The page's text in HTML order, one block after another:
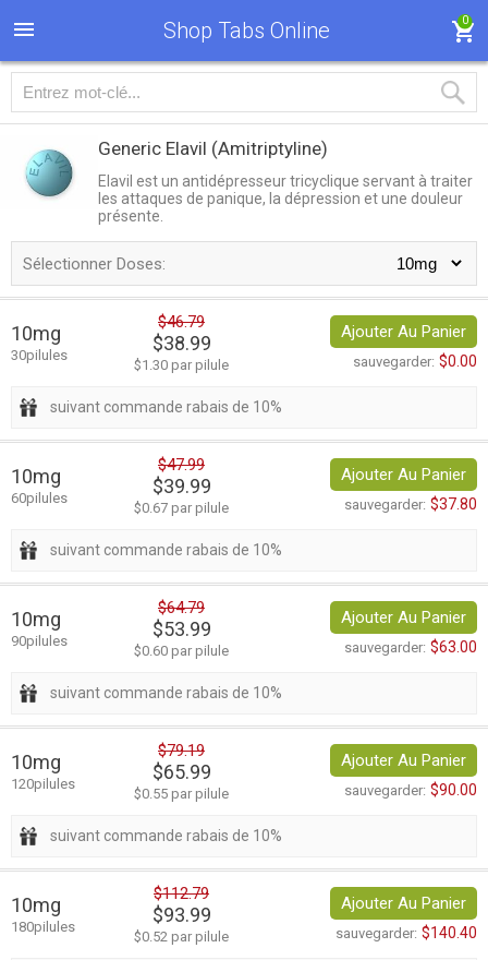
Shop Tabs Online 0
Generic Elavil (Amitriptyline)
Elavil est un antidépresseur tricyclique servant à traiter
les attaques de panique, la dépression et une douleur
présente.
Sélectionner Doses:
10mg
30pilules
$46.79
$38.99
$1.30 par pilule
Ajouter Au Panier
sauvegarder: $0.00
suivant commande rabais de 10%
10mg
60pilules
$47.99
$39.99
$0.67 par pilule
Ajouter Au Panier
sauvegarder: $37.80
suivant commande rabais de 10%
10mg
90pilules
$64.79
$53.99
$0.60 par pilule
Ajouter Au Panier
sauvegarder: $63.00
suivant commande rabais de 10%
10mg
120pilules
$79.19
$65.99
$0.55 par pilule
Ajouter Au Panier
sauvegarder: $90.00
suivant commande rabais de 10%
10mg
180pilules
$112.79
$93.99
$0.52 par pilule
Ajouter Au Panier
sauvegarder: $140.40